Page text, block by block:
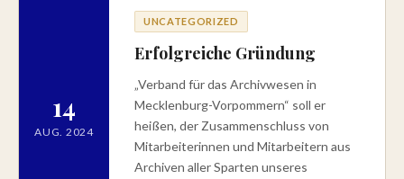
14
AUG. 2024
UNCATEGORIZED
Erfolgreiche Gründung
„Verband für das Archivwesen in
Mecklenburg-Vorpommern“ soll er
heißen, der Zusammenschluss von
Mitarbeiterinnen und Mitarbeitern aus
Archiven aller Sparten unseres